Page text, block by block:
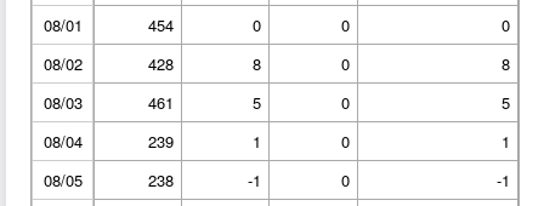
08/01
454 0 0
0
08/02
428 8 0
8
08/03
461 5 0
5
08/04
239 1 0
1
08/05
238 -1 0
-1